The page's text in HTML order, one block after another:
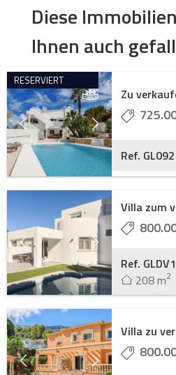
Diese
Ihnen auch
RESERVIERT
Ref. GL092
Villa zum
Ref.
208 m2